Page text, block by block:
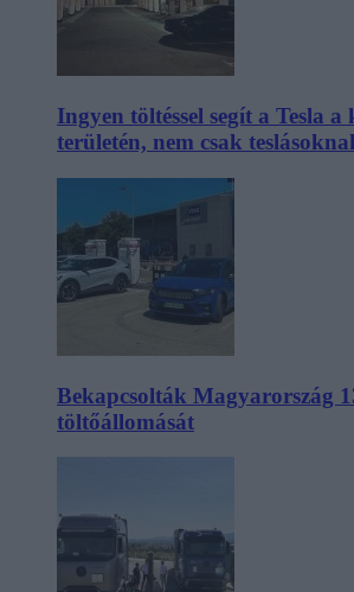
Ingyen töltéssel segít a Tesla
területén, nem csak
Bekapcsolták Magyarország
töltőállomását